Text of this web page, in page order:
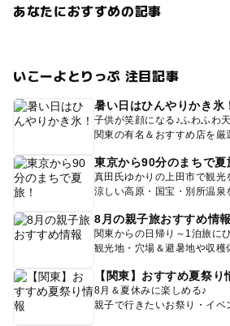
あなたにおすすめの記事
いこーよとりっぷ 注目記事
暑い日はひんやりかき氷
子供が笑顔になる♪ふわふわ
関東の有名＆おすすめ店を厳
東京から90分のまちで夏
真田氏ゆかりの上田市で観光
涼しい高原・国宝・別所温泉
8月の親子旅おすすめ情報
関東からの日帰り～1泊旅に
観光地・穴場＆避暑地や収穫
【関東】おすすめ夏祭り
8月＆夏休みに楽しめる♪
親子で行きたいお祭り・イベ